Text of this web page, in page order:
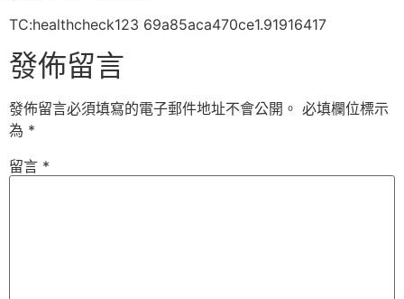
TC:healthcheck123 69a85aca470ce1.91916417
發佈留言
發佈留言必須填寫的電子郵件地址不會公開。 必填欄位標示
為 *
留言 *